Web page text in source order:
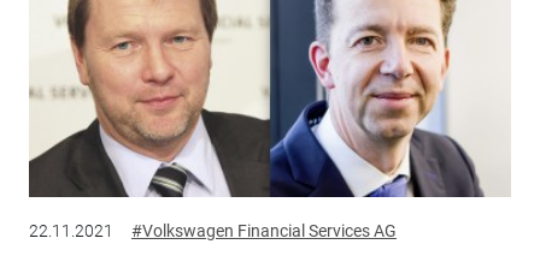
22.11.2021 #Volkswagen Financial Services AG